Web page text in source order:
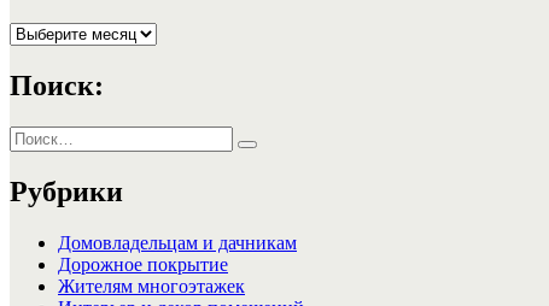
Архивы
Поиск:
Искать:
Поиск
Рубрики
Домовладельцам и дачникам
Дорожное покрытие
Жителям многоэтажек